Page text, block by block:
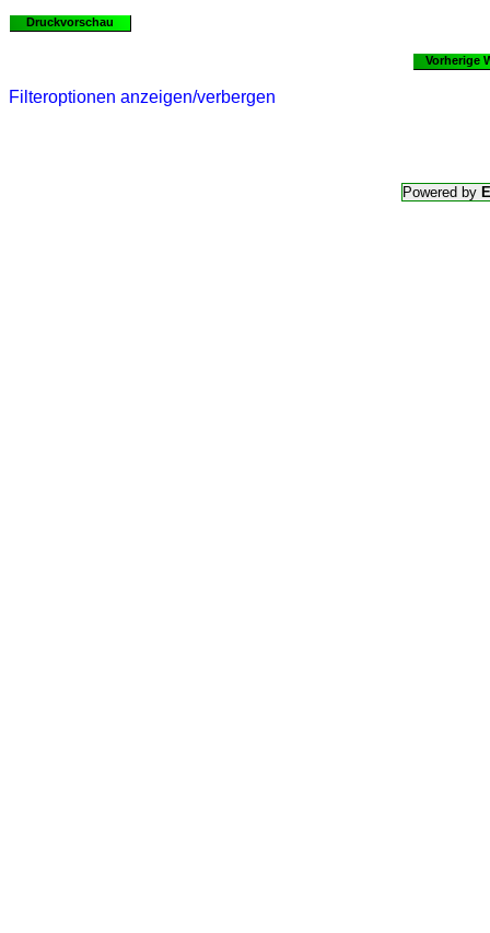
Druckvorschau
Vorherige
Filteroptionen anzeigen/verbergen
Powered by